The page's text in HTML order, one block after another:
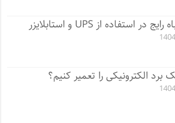
برد الکترونیکی را تعمیر کنیم؟